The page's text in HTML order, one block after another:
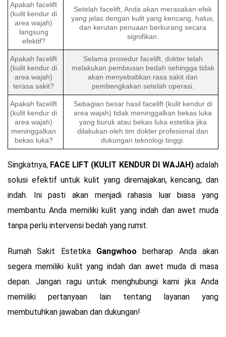
Apakah facelift
(kulit kendur di
area wajah)
langsung
efektif?
Setelah facelift, Anda akan merasakan efek
yang jelas dengan kulit yang kencang, halus,
dan kerutan penuaan berkurang secara
signifikan.
Apakah facelift
(kulit kendur di
area wajah)
terasa sakit?
Selama prosedur facelift, dokter telah
melakukan pembiusan bedah sehingga tidak
akan menyebabkan rasa sakit dan
pembengkakan setelah operasi.
Apakah facelift
(kulit kendur di
area wajah)
meninggalkan
bekas luka?
Sebagian besar hasil facelift (kulit kendur di
area wajah) tidak meninggalkan bekas luka
yang buruk atau bekas luka estetika jika
dilakukan oleh tim dokter profesional dan
dukungan teknologi tinggi.
Singkatnya, FACE LIFT (KULIT KENDUR DI WAJAH)adalah
solusi efektif untuk kulit yang diremajakan, kencang, dan
indah. Ini pasti akan menjadi rahasia luar biasa yang
membantu Anda memiliki kulit yang indah dan awet muda
tanpa perlu intervensi bedah yang rumit.
Rumah Sakit Estetika Gangwhoo berharap Anda akan
segera memiliki kulit yang indah dan awet muda di masa
depan. Jangan ragu untuk menghubungi kami jika Anda
memiliki pertanyaan lain tentang layanan yang
membutuhkan jawaban dan dukungan!